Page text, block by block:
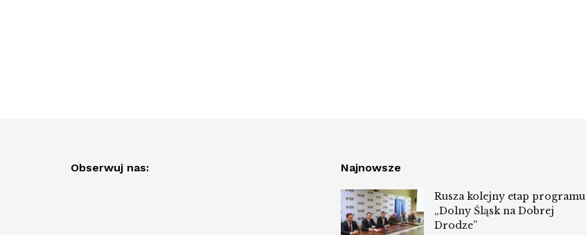
Obserwuj nas: Najnowsze
Rusza kolejny etap programu
„Dolny Śląsk na Dobrej
Drodze”